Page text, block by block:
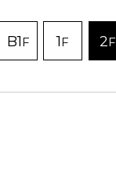
B1F 1F 2F